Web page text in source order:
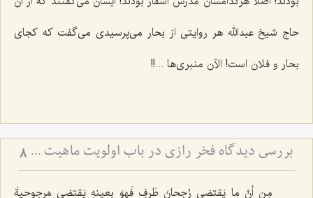
حاج شیخ عبدالله هر روایتی از بحار می‌پرسیدی می‌گفت که کجای
بحار و فلان است! الآن منبری‌ها ...!!
بررسی دیدگاه فخر رازی در باب اولویت ماهیت - تحلیل نسبت میان اولویت وجود و امتناع عدم در فلسفه 8
مِن أنَّ ما یَقتضی رُجحانَ طَرفٍ فَهوَ بِعینهِ یَقتضی مَرجوحیةَ